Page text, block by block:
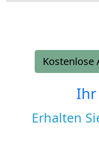
Kostenlose
Ihr
Erhalten